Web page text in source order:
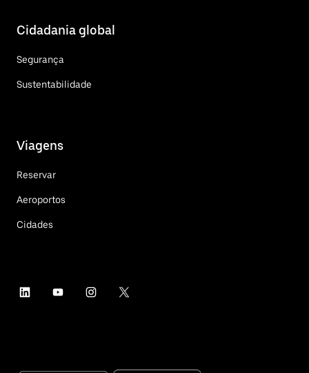
Cidadania global
Segurança
Sustentabilidade
Viagens
Reservar
Aeroportos
Cidades